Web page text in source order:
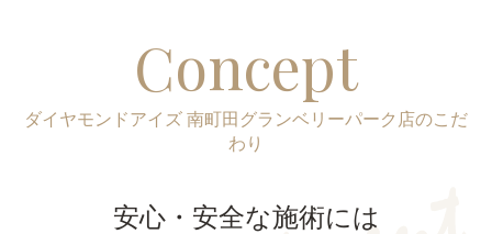
Concept
ダイヤモンドアイズ 南町田グランベリーパーク店のこだ
わり
安心・安全な施術には